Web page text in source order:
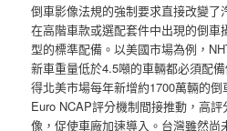
倒車影像法規的強制要求直接改變
在高階車款或選配套件中出現的倒車
型的標準配備。以美國市場為例，
新車重量低於4.5噸的車輛都必須配
得北美市場每年新增約1700萬輛的
Euro NCAP評分機制間接推動，高
像，促使車廠加速導入。台灣雖然尚